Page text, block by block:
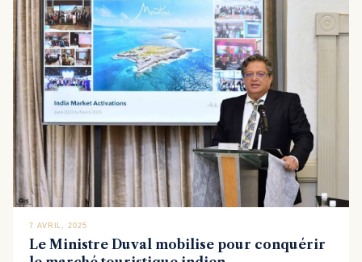
7 AVRIL, 2025
Le Ministre Duval mobilise pour conquérir